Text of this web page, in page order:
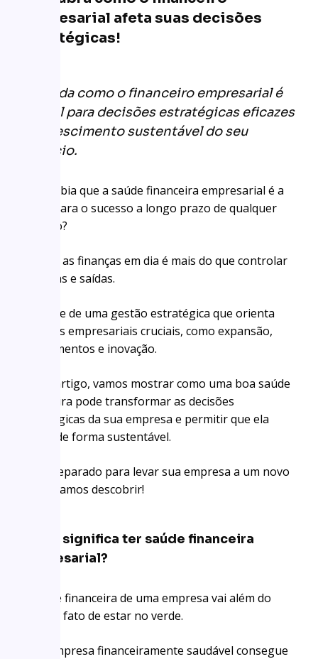
empresarial afeta suas decisões
estratégicas!
Entenda como o financeiro empresarial é
crucial para decisões estratégicas eficazes
e o crescimento sustentável do seu
negócio.
Você sabia que a saúde financeira empresarial é a
chave para o sucesso a longo prazo de qualquer
negócio?
Manter as finanças em dia é mais do que controlar
entradas e saídas.
Trata-se de uma gestão estratégica que orienta
decisões empresariais cruciais, como expansão,
investimentos e inovação.
Neste artigo, vamos mostrar como uma boa saúde
financeira pode transformar as decisões
estratégicas da sua empresa e permitir que ela
cresça de forma sustentável.
Está preparado para levar sua empresa a um novo
nível? Vamos descobrir!
O que significa ter saúde financeira
empresarial?
A saúde financeira de uma empresa vai além do
simples fato de estar no verde.
Uma empresa financeiramente saudável consegue